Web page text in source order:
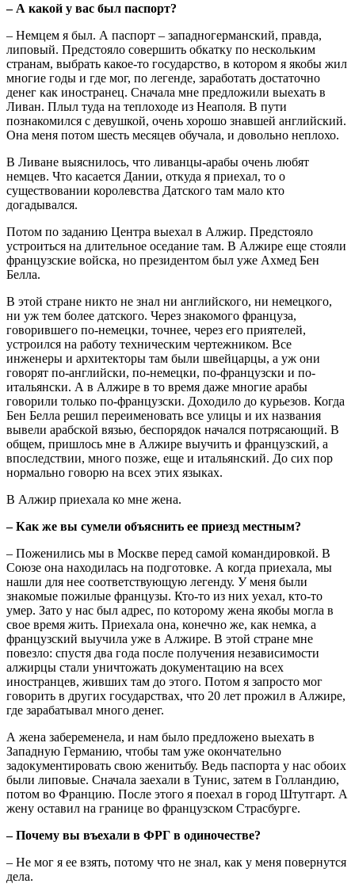
– А какой у вас был паспорт?
– Немцем я был. А паспорт – западногерманский, правда,
липовый. Предстояло совершить обкатку по нескольким
странам, выбрать какое-то государство, в котором я якобы жил
многие годы и где мог, по легенде, заработать достаточно
денег как иностранец. Сначала мне предложили выехать в
Ливан. Плыл туда на теплоходе из Неаполя. В пути
познакомился с девушкой, очень хорошо знавшей английский.
Она меня потом шесть месяцев обучала, и довольно неплохо.
В Ливане выяснилось, что ливанцы-арабы очень любят
немцев. Что касается Дании, откуда я приехал, то о
существовании королевства Датского там мало кто
догадывался.
Потом по заданию Центра выехал в Алжир. Предстояло
устроиться на длительное оседание там. В Алжире еще стояли
французские войска, но президентом был уже Ахмед Бен
Белла.
В этой стране никто не знал ни английского, ни немецкого,
ни уж тем более датского. Через знакомого француза,
говорившего по-немецки, точнее, через его приятелей,
устроился на работу техническим чертежником. Все
инженеры и архитекторы там были швейцарцы, а уж они
говорят по-английски, по-немецки, по-французски и по-
итальянски. А в Алжире в то время даже многие арабы
говорили только по-французски. Доходило до курьезов. Когда
Бен Белла решил переименовать все улицы и их названия
вывели арабской вязью, беспорядок начался потрясающий. В
общем, пришлось мне в Алжире выучить и французский, а
впоследствии, много позже, еще и итальянский. До сих пор
нормально говорю на всех этих языках.
В Алжир приехала ко мне жена.
– Как же вы сумели объяснить ее приезд местным?
– Поженились мы в Москве перед самой командировкой. В
Союзе она находилась на подготовке. А когда приехала, мы
нашли для нее соответствующую легенду. У меня были
знакомые пожилые французы. Кто-то из них уехал, кто-то
умер. Зато у нас был адрес, по которому жена якобы могла в
свое время жить. Приехала она, конечно же, как немка, а
французский выучила уже в Алжире. В этой стране мне
повезло: спустя два года после получения независимости
алжирцы стали уничтожать документацию на всех
иностранцев, живших там до этого. Потом я запросто мог
говорить в других государствах, что 20 лет прожил в Алжире,
где зарабатывал много денег.
А жена забеременела, и нам было предложено выехать в
Западную Германию, чтобы там уже окончательно
задокументировать свою женитьбу. Ведь паспорта у нас обоих
были липовые. Сначала заехали в Тунис, затем в Голландию,
потом во Францию. После этого я поехал в город Штутгарт. А
жену оставил на границе во французском Страсбурге.
– Почему вы въехали в ФРГ в одиночестве?
– Не мог я ее взять, потому что не знал, как у меня повернутся
дела.